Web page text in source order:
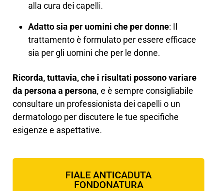
alla cura dei capelli.
Adatto sia per uomini che per donne: Il
trattamento è formulato per essere efficace
sia per gli uomini che per le donne.
Ricorda, tuttavia, che i risultati possono variare
da persona a persona, e è sempre consigliabile
consultare un professionista dei capelli o un
dermatologo per discutere le tue specifiche
esigenze e aspettative.
FIALE ANTICADUTA
FONDONATURA